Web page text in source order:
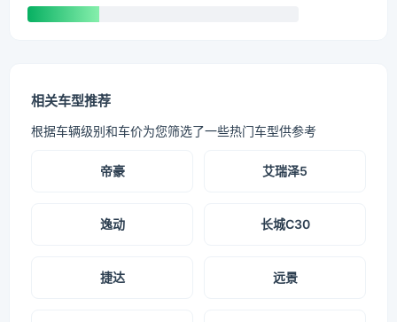
相关车型推荐
根据车辆级别和车价为您筛选了一些热门车型供参考
帝豪 艾瑞泽5
逸动 长城C30
捷达 远景